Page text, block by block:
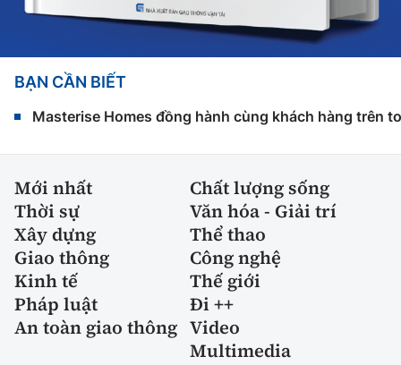
BẠN CẦN BIẾT
Masterise Homes đồng hành cùng khách hàng trên
Mới nhất
Chất lượng sống
Thời sự
Văn hóa - Giải trí
Xây dựng
Thể thao
Giao thông
Công nghệ
Kinh tế
Thế giới
Pháp luật
Đi ++
An toàn giao thông Video
Multimedia